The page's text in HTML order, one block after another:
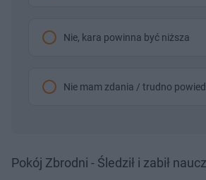
Nie, kara powinna być niższa
Nie mam zdania / trudno
Pokój Zbrodni - Śledził i zabił